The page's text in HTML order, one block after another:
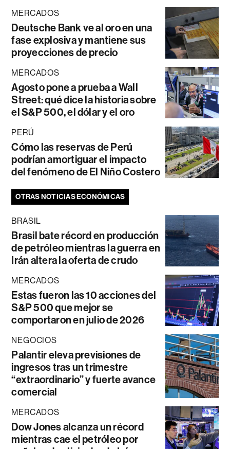
MERCADOS
Deutsche Bank ve al oro en una
fase explosiva y mantiene sus
proyecciones de precio
MERCADOS
Agosto pone a prueba a Wall
Street: qué dice la historia sobre
el S&P 500, el dólar y el oro
PERÚ
Cómo las reservas de Perú
podrían amortiguar el impacto
del fenómeno de El Niño Costero
OTRAS NOTICIAS ECONÓMICAS
BRASIL
Brasil bate récord en producción
de petróleo mientras la guerra en
Irán altera la oferta de crudo
MERCADOS
Estas fueron las 10 acciones del
S&P 500 que mejor se
comportaron en julio de 2026
NEGOCIOS
Palantir eleva previsiones de
ingresos tras un trimestre
“extraordinario” y fuerte avance
comercial
MERCADOS
Dow Jones alcanza un récord
mientras cae el petróleo por